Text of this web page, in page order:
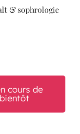
& sophrologie
cours de